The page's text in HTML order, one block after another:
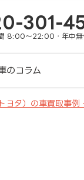
301-
8:00～22:00・年中無
のコラム
ヨタ）の車買取事例